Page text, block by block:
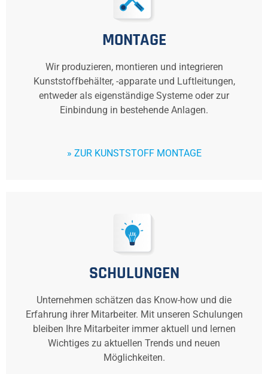
MONTAGE
Wir produzieren, montieren und integrieren
Kunststoffbehälter, -apparate und Luftleitungen,
entweder als eigenständige Systeme oder zur
Einbindung in bestehende Anlagen.
» ZUR KUNSTSTOFF MONTAGE
SCHULUNGEN
Unternehmen schätzen das Know-how und die
Erfahrung ihrer Mitarbeiter. Mit unseren Schulungen
bleiben Ihre Mitarbeiter immer aktuell und lernen
Wichtiges zu aktuellen Trends und neuen
Möglichkeiten.